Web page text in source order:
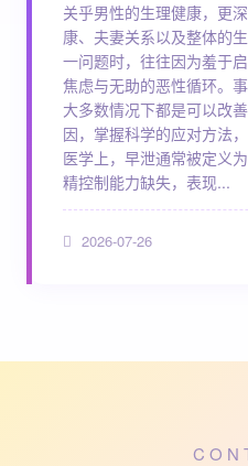
关乎男性的生理健康，更
康、夫妻关系以及整体的
一问题时，往往因为羞于
焦虑与无助的恶性循环。
大多数情况下都是可以改
因，掌握科学的应对方法
医学上，早泄通常被定义
精控制能力缺失，表现...
2026-07-26